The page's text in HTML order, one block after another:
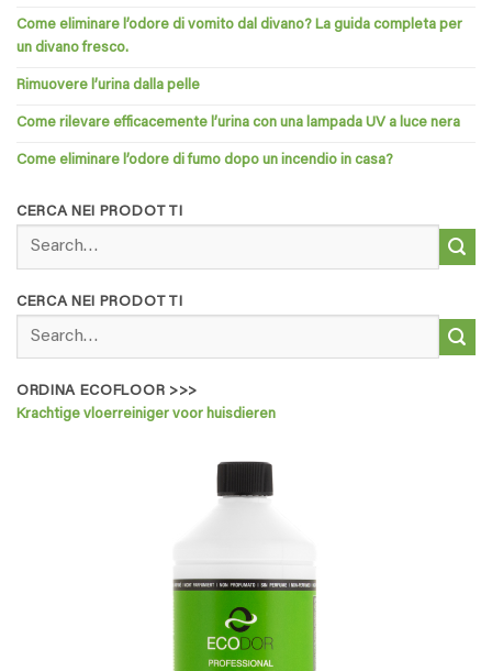
Come eliminare l’odore di vomito dal divano? La guida completa per
un divano fresco.
Rimuovere l’urina dalla pelle
Come rilevare efficacemente l’urina con una lampada UV a luce nera
Come eliminare l’odore di fumo dopo un incendio in casa?
CERCA NEI PRODOTTI
for:
CERCA NEI PRODOTTI
for:
ORDINA ECOFLOOR >>>
Krachtige vloerreiniger voor huisdieren